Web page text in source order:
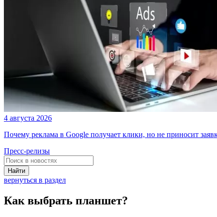
4 августа 2026
Почему реклама в Google получает клики, но не приносит
Пресс-релизы
Найти
вернуться в раздел
Как выбрать планшет?